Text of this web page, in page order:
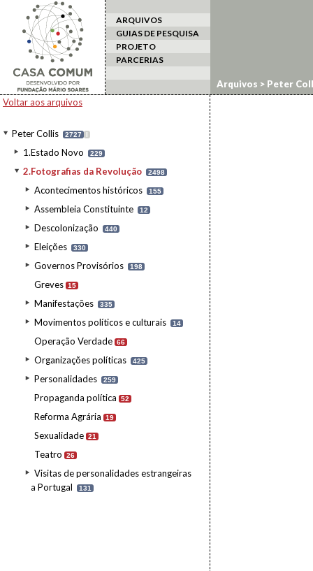
ARQUIVOS
GUIAS DE PESQUISA
PROJETO
PARCERIAS
Voltar aos arquivos
Peter Collis 2727 I
1.Estado Novo 229
2.Fotografias da Revolução 2498
Acontecimentos históricos 155
Assembleia Constituinte 12
Descolonização 440
Eleições 330
Governos Provisórios 198
Greves 15
Manifestações 335
Movimentos políticos e culturais 14
Operação Verdade 66
Organizações políticas 425
Personalidades 259
Propaganda política 52
Reforma Agrária 19
Sexualidade 21
Teatro 26
Visitas de personalidades estrangeiras
a Portugal
131
Arquivos > Peter